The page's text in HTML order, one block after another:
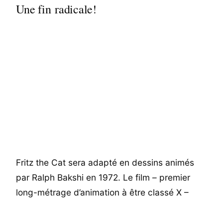
Une fin radicale!
Fritz the Cat sera adapté en dessins animés
par Ralph Bakshi en 1972. Le film – premier
long-métrage d’animation à être classé X –